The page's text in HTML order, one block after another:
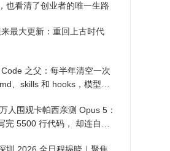
也看清了创业者的唯一生路
最大更新：重回上古时代
之父：每半年清空一次
、skills 和 hooks，模型自
人围观卡帕西亲测 Opus 5：
完 5500 行代码， 却连自己